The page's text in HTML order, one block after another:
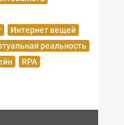
Интернет вещей
реальность
RPA